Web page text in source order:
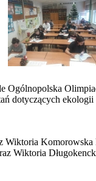
Ogólnopolska
dotyczących
Wiktoria
Wiktoria